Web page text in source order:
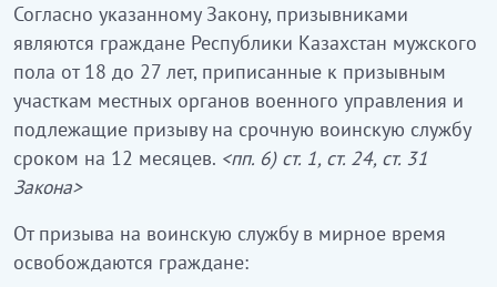
Согласно указанному Закону, призывниками
являются граждане Республики Казахстан мужского
пола от 18 до 27 лет, приписанные к призывным
участкам местных органов военного управления и
подлежащие призыву на срочную воинскую службу
сроком на 12 месяцев. <пп. 6) ст. 1, ст. 24, ст. 31
Закона>
От призыва на воинскую службу в мирное время
освобождаются граждане: